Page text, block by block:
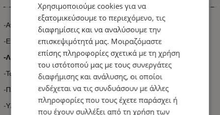
Πληροφορίες
-Αναγραφόμενη Τιμή 2 Τεμάχια
-Επιφανειακής Τοποθέτησης
-Λειτουργία σε 3 πλευρές: Eμπρός / Πίσω / Πλάϊ
-Τάση Λειτουργίας 12V
-Πλευρική Τοποθέτηση
-Υλικό Μη Διαβρωτικό
Χρησιμοποιούμε cookies για να
εξατομικεύσουμε το περιεχόμενο, τις
διαφημίσεις και να αναλύσουμε την
επισκεψιμότητά μας. Μοιραζόμαστε
επίσης πληροφορίες σχετικά με τη χρήση
του ιστότοπού μας με τους συνεργάτες
διαφήμισης και ανάλυσης, οι οποίοι
ενδέχεται να τις συνδυάσουν με άλλες
πληροφορίες που τους έχετε παράσχει ή
που έχουν συλλέξει από τη χρήση των